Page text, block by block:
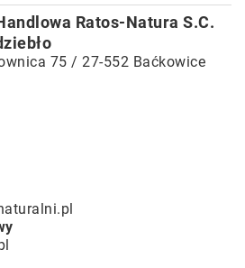
Ratos-Natura S.C.
75 / 27-552 Baćkowice